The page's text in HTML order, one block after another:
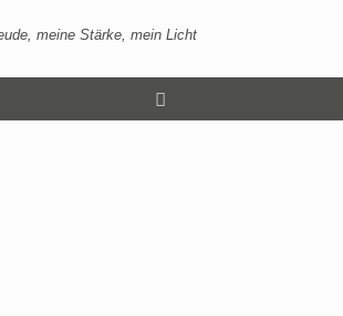
meine Stärke, mein Licht